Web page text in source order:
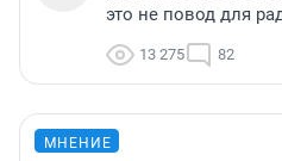
это не повод для
13 275 82
МНЕНИЕ